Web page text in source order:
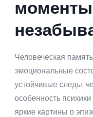
Человеческая
эмоциональные
устойчивые следы,
особенность
яркие картины о